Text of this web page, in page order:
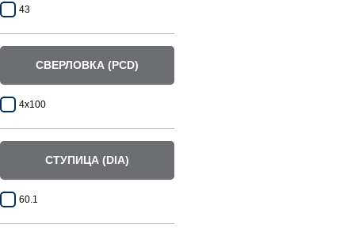
43
СВЕРЛОВКА (PCD)
4x100
СТУПИЦА (DIA)
60.1